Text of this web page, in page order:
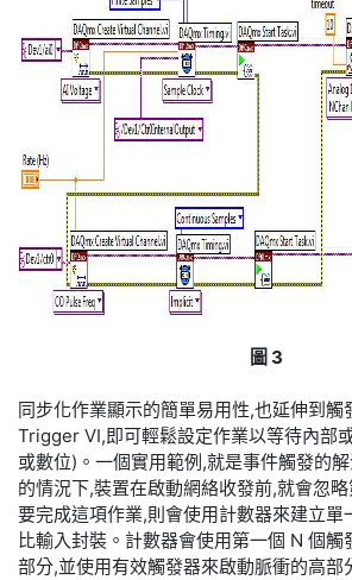
圖 3
同步化作業顯示的簡單易用性,也延伸到觸
Trigger VI,即可輕鬆設定作業以等待內部
或數位)。一個實用範例,就是事件觸發的
的情況下,裝置在啟動網絡收發前,就會忽
要完成這項作業,則會使用計數器來建立單
比輸入封裝。計數器會使用第一個 N 個觸
部分,並使用有效觸發器來啟動脈衝的高部